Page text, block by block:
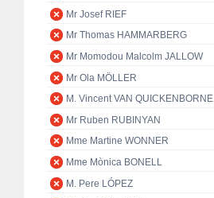
Mr Josef RIEF
Mr Thomas HAMMARBERG
Mr Momodou Malcolm JALLOW
Mr Ola MÖLLER
M. Vincent VAN QUICKENBORNE
Mr Ruben RUBINYAN
Mme Martine WONNER
Mme Mònica BONELL
M. Pere LÓPEZ